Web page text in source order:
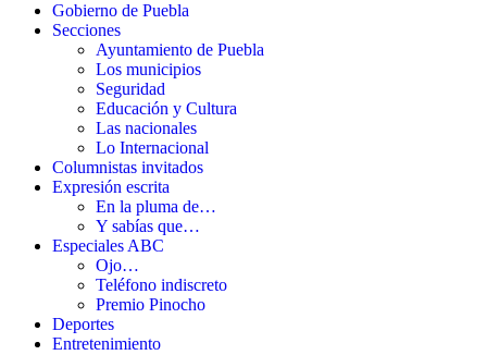
Gobierno de Puebla
Secciones
Ayuntamiento de Puebla
Los municipios
Seguridad
Educación y Cultura
Las nacionales
Lo Internacional
Columnistas invitados
Expresión escrita
En la pluma de…
Y sabías que…
Especiales ABC
Ojo…
Teléfono indiscreto
Premio Pinocho
Deportes
Entretenimiento